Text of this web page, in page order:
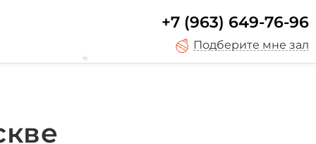
+7 (963) 649-76-96
Подберите мне зал